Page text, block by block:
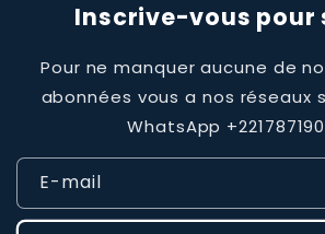
Inscrive-vous pour
Pour ne manquer aucune de
abonnées vous a nos réseaux
WhatsApp
E-mail